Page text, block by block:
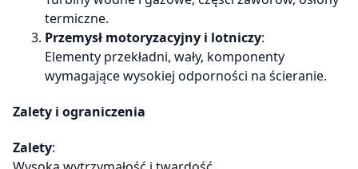
termiczne.
Przemysł motoryzacyjny i lotniczy:
Elementy przekładni, wały, komponenty
wymagające wysokiej odporności na ścieranie.
Zalety i ograniczenia
Zalety: